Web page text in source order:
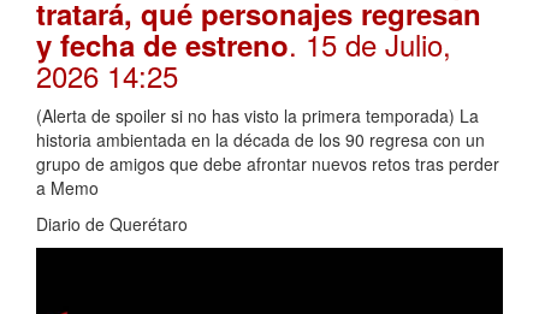
tratará, qué personajes regresan
y fecha de estreno. 15 de Julio,
2026 14:25
(Alerta de spoiler si no has visto la primera temporada) La
historia ambientada en la década de los 90 regresa con un
grupo de amigos que debe afrontar nuevos retos tras perder
a Memo
Diario de Querétaro